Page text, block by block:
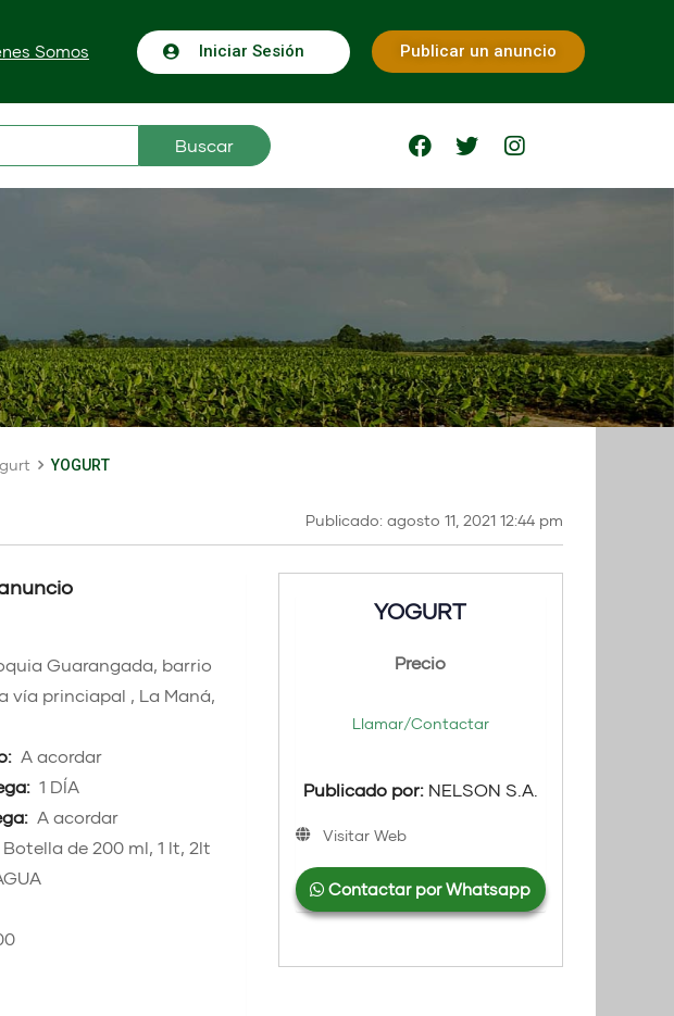
Somos Iniciar Sesión Publicar un anuncio
Buscar
YOGURT
Publicado: agosto 11, 2021 12:44 pm
Guarangada, barrio
vía princiapal , La Maná,
A acordar
1 DÍA
A acordar
Botella de 200 ml, 1 lt, 2lt
YOGURT
Precio
Llamar/Contactar
Publicado por:NELSON S.A.
Visitar Web
Contactar por Whatsapp